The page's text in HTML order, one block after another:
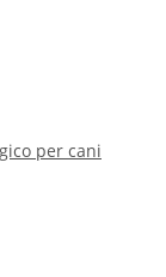
per cani